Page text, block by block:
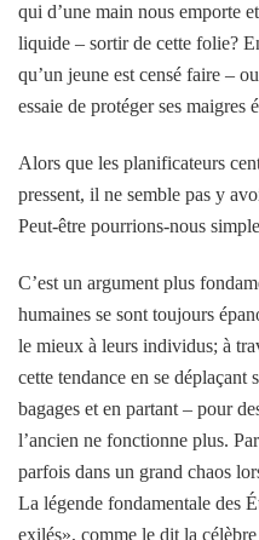
qui d’une main nous emporte
liquide – sortir de cette folie?
qu’un jeune est censé faire –
essaie de protéger ses maigres
Alors que les planificateurs
pressent, il ne semble pas y
Peut-être pourrions-nous
C’est un argument plus
humaines se sont toujours
le mieux à leurs individus; à
cette tendance en se déplaçant
bagages et en partant – pour
l’ancien ne fonctionne plus.
parfois dans un grand chaos
La légende fondamentale des
exilés», comme le dit la